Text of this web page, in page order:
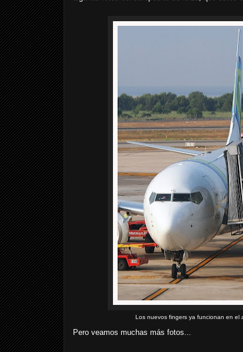
Los nuevos fingers ya funcionan en el
Pero veamos muchas más fotos...